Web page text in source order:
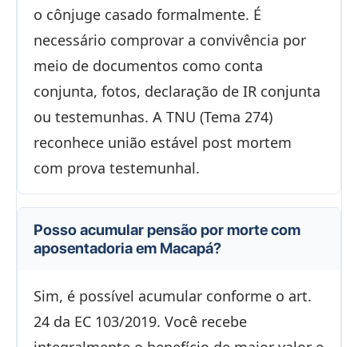
o cônjuge casado formalmente. É
necessário comprovar a convivência por
meio de documentos como conta
conjunta, fotos, declaração de IR conjunta
ou testemunhas. A TNU (Tema 274)
reconhece união estável post mortem
com prova testemunhal.
Posso acumular pensão por morte com
aposentadoria em Macapá?
Sim, é possível acumular conforme o art.
24 da EC 103/2019. Você recebe